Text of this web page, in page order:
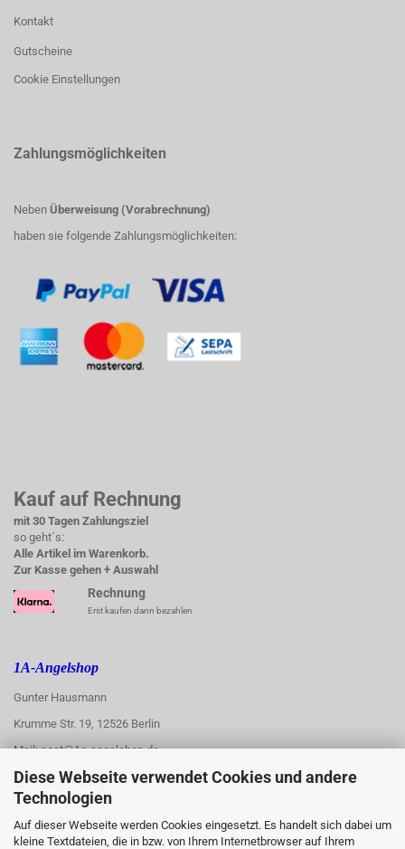
Diese Webseite verwendet Cookies und andere
Technologien
Auf dieser Webseite werden Cookies eingesetzt. Es handelt sich dabei um
kleine Textdateien, die in bzw. von Ihrem Internetbrowser auf Ihrem
Kontakt
Gutscheine
Cookie Einstellungen
Zahlungsmöglichkeiten
Neben Überweisung (Vorabrechnung)
haben sie folgende Zahlungsmöglichkeiten:
Kauf auf Rechnung
mit 30 Tagen Zahlungsziel
so geht´s:
Alle Artikel im Warenkorb.
Zur Kasse gehen + Auswahl
Rechnung
Erst kaufen dann bezahlen
1A-Angelshop
Gunter Hausmann
Krumme Str. 19, 12526 Berlin
Mail: post@1a-angelshop.de
1A-Angelshop-
Ladengeschäft::